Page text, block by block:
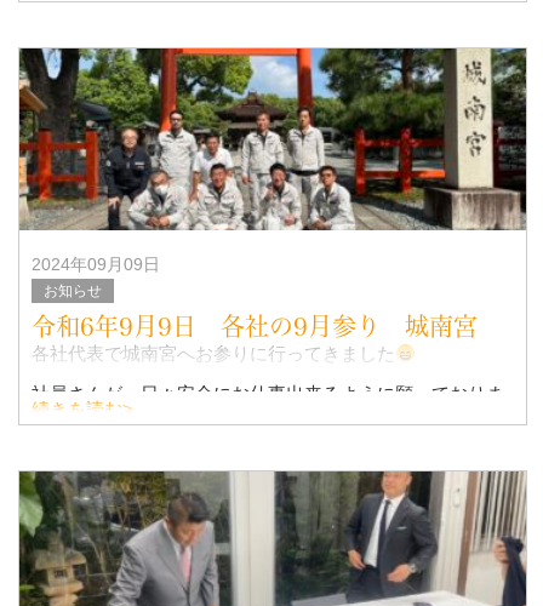
2024年09月09日
お知らせ
令和6年9月9日 各社の9月参り 城南宮
各社代表で城南宮へお参りに行ってきました
社員さんが、日々安全にお仕事出来るように願っておりま
す！！
ご安全に
続きを読む>